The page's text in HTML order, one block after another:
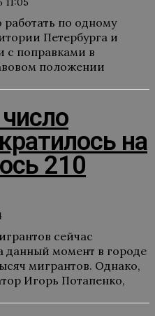
по одному
Петербурга и
с поправками в
положении
на
210
сейчас
данный момент в городе
мигрантов. Однако,
Игорь Потапенко,